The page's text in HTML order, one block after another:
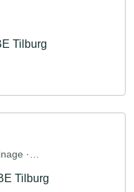
Tilburg
·
·
Tilburg